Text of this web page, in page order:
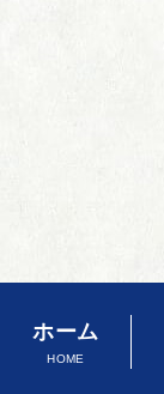
ホーム
HOME